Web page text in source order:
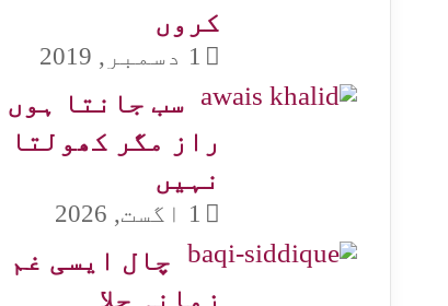
کروں
1 دسمبر, 2019
سب جانتا ہوں
راز مگر کھولتا
نہیں
1 اگست, 2026
چال ایسی غم
زمانہ چلا